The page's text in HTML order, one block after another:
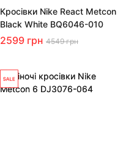
Кросівки Nike React Metcon
Black White BQ6046-010
2599 грн 4549 грн